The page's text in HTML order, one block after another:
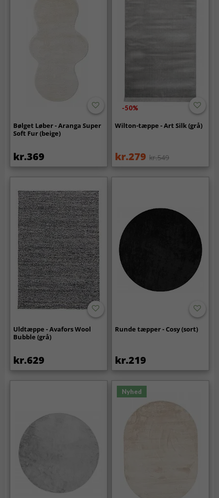
Bølget Løber - Aranga Super
Soft Fur (beige)
kr.369
-50%
Wilton-tæppe - Art Silk (grå)
kr.279 kr.549
Uldtæppe - Avafors Wool
Bubble (grå)
kr.629
Runde tæpper - Cosy (sort)
kr.219
Nyhed